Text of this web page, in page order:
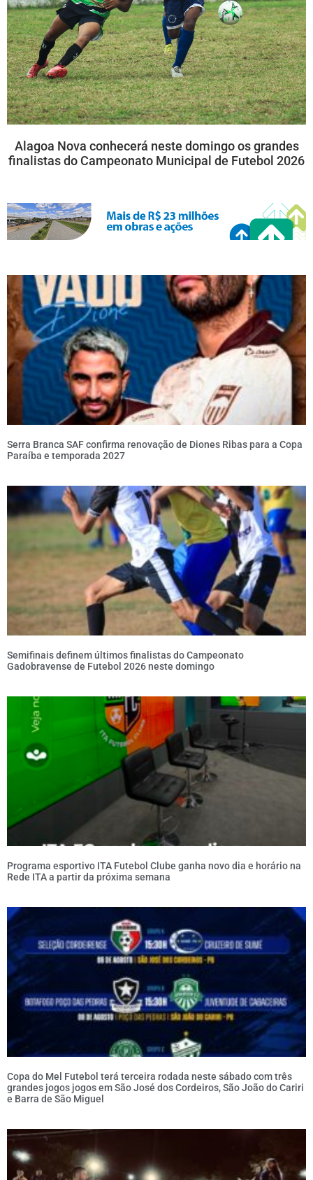
Alagoa Nova conhecerá neste domingo os grandes
finalistas do Campeonato Municipal de Futebol 2026
Serra Branca SAF confirma renovação de Diones Ribas para a Copa
Paraíba e temporada 2027
Semifinais definem últimos finalistas do Campeonato
Gadobravense de Futebol 2026 neste domingo
Programa esportivo ITA Futebol Clube ganha novo dia e horário na
Rede ITA a partir da próxima semana
Copa do Mel Futebol terá terceira rodada neste sábado com três
grandes jogos jogos em São José dos Cordeiros, São João do Cariri
e Barra de São Miguel